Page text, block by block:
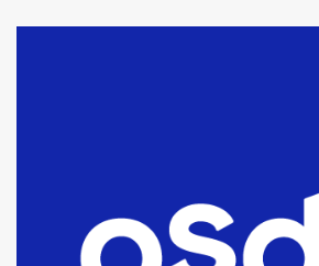
fueron detenidos por
comercialización de
tarde del sábado